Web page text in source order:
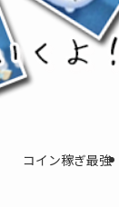
コイン稼ぎ最強